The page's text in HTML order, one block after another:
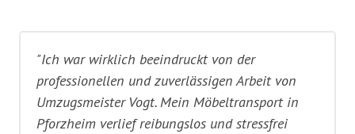
"Ich war wirklich beeindruckt von der
professionellen und zuverlässigen Arbeit von
Umzugsmeister Vogt. Mein Möbeltransport in
Pforzheim verlief reibungslos und stressfrei